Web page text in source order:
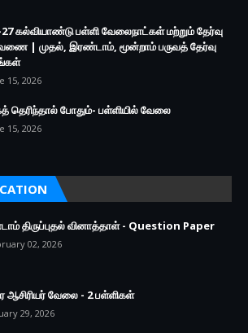
27 கல்வியாண்டு பள்ளி வேலைநாட்கள் மற்றும் தேர்வு
| முதல், இரண்டாம், மூன்றாம் பருவத் தேர்வு
15, 2026
தெரிந்தால் போதும்- பள்ளியில் வேலை
15, 2026
திருப்புதல் வினாத்தாள் - Question Paper
02, 2026
ஆசிரியர் வேலை - 2 பள்ளிகள்
29, 2026